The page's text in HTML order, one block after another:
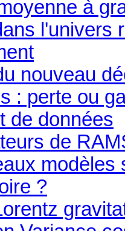
à
l'univers
nouveau
: perte ou
de données
de
modèles
?